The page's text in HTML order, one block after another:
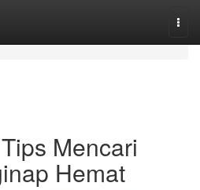
Mencari
Hemat